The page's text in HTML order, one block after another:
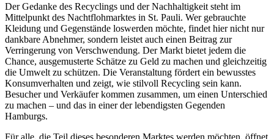
Der Gedanke des Recyclings und der Nachhaltigkeit steht im
Mittelpunkt des Nachtflohmarktes in St. Pauli. Wer gebrauchte
Kleidung und Gegenstände loswerden möchte, findet hier nicht nur
dankbare Abnehmer, sondern leistet auch einen Beitrag zur
Verringerung von Verschwendung. Der Markt bietet jedem die
Chance, ausgemusterte Schätze zu Geld zu machen und gleichzeitig
die Umwelt zu schützen. Die Veranstaltung fördert ein bewusstes
Konsumverhalten und zeigt, wie stilvoll Recycling sein kann.
Besucher und Verkäufer kommen zusammen, um einen Unterschied
zu machen – und das in einer der lebendigsten Gegenden
Hamburgs.
Für alle, die Teil dieses besonderen Marktes werden möchten, öffnet